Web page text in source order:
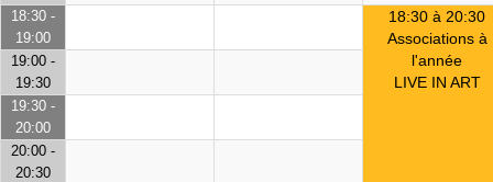
18:30 -
19:00
18:30 à 20:30
Associations à
l'année
LIVE IN ART
19:00 -
19:30
19:30 -
20:00
20:00 -
20:30